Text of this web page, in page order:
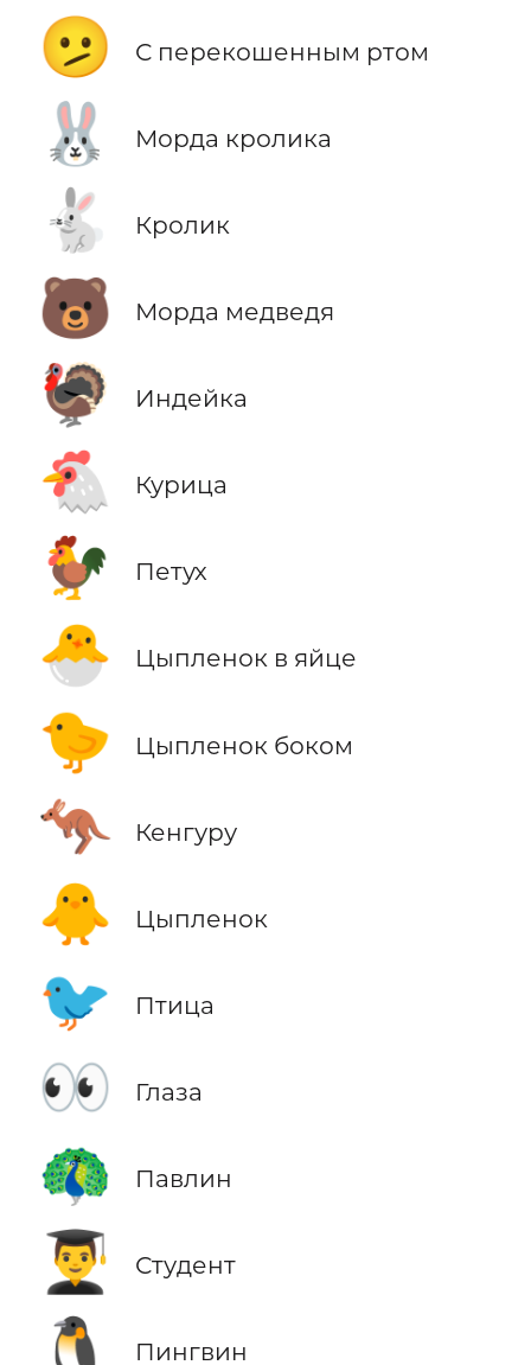
🫤 С перекошенным ртом
🐰 Морда кролика
🐇 Кролик
🐻 Морда медведя
🦃 Индейка
🐔 Курица
🐓 Петух
🐣 Цыпленок в яйце
🐤 Цыпленок боком
🦘 Кенгуру
🐥 Цыпленок
🐦 Птица
👀 Глаза
🦚 Павлин
👨‍🎓 Студент
🐧 Пингвин